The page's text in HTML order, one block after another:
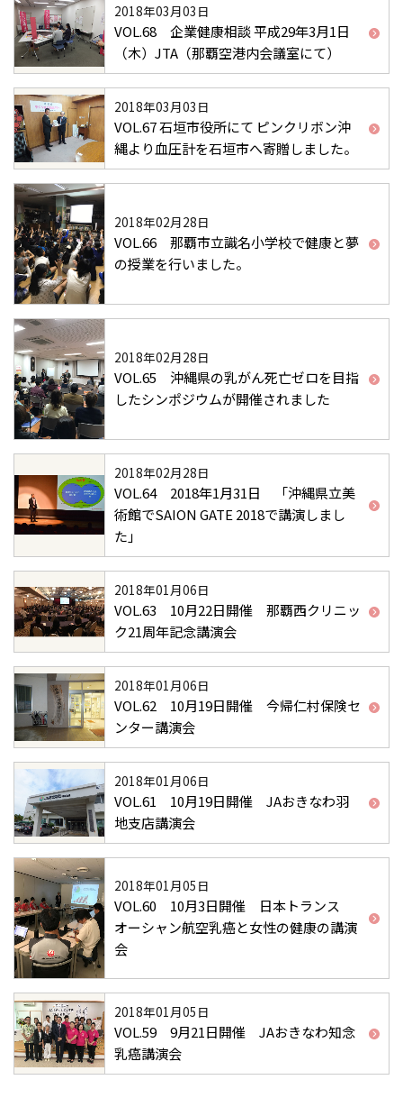
2018年03月03日
VOL.68 企業健康相談 平成29年3月1日
（木）JTA（那覇空港内会議室にて）
2018年03月03日
VOL.67 石垣市役所にて ピンクリボン沖
縄より血圧計を石垣市へ寄贈しました。
2018年02月28日
VOL.66 那覇市立識名小学校で健康と夢
の授業を行いました。
2018年02月28日
VOL.65 沖縄県の乳がん死亡ゼロを目指
したシンポジウムが開催されました
2018年02月28日
VOL.64 2018年1月31日 「沖縄県立美
術館でSAION GATE 2018で講演しまし
た」
2018年01月06日
VOL.63 10月22日開催 那覇西クリニッ
ク21周年記念講演会
2018年01月06日
VOL.62 10月19日開催 今帰仁村保険セ
ンター講演会
2018年01月06日
VOL.61 10月19日開催 JAおきなわ羽
地支店講演会
2018年01月05日
VOL.60 10月3日開催 日本トランス
オーシャン航空乳癌と女性の健康の講演
会
2018年01月05日
VOL.59 9月21日開催 JAおきなわ知念
乳癌講演会